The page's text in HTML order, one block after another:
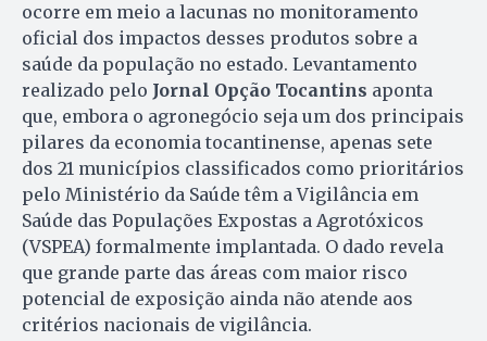
ocorre em meio a lacunas no monitoramento
oficial dos impactos desses produtos sobre a
saúde da população no estado. Levantamento
realizado pelo Jornal Opção Tocantins aponta
que, embora o agronegócio seja um dos principais
pilares da economia tocantinense, apenas sete
dos 21 municípios classificados como prioritários
pelo Ministério da Saúde têm a Vigilância em
Saúde das Populações Expostas a Agrotóxicos
(VSPEA) formalmente implantada. O dado revela
que grande parte das áreas com maior risco
potencial de exposição ainda não atende aos
critérios nacionais de vigilância.